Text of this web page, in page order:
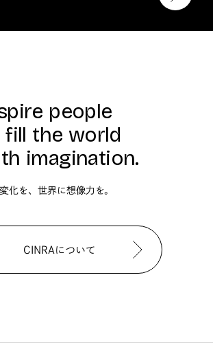
people
fill the world
imagination.
化を、世界に想像力を。
CINRAについて